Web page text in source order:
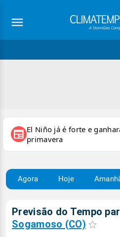
newspaper El Niño já é forte e
primavera
Agora Hoje
Previsão do Tempo
Sogamoso (CO)